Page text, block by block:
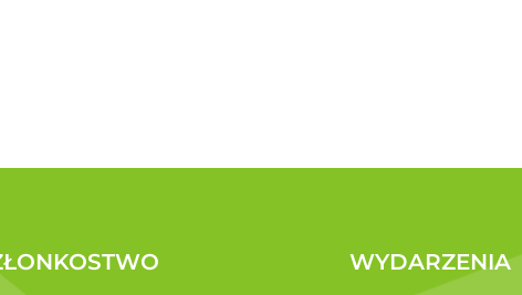
WYDARZENIA